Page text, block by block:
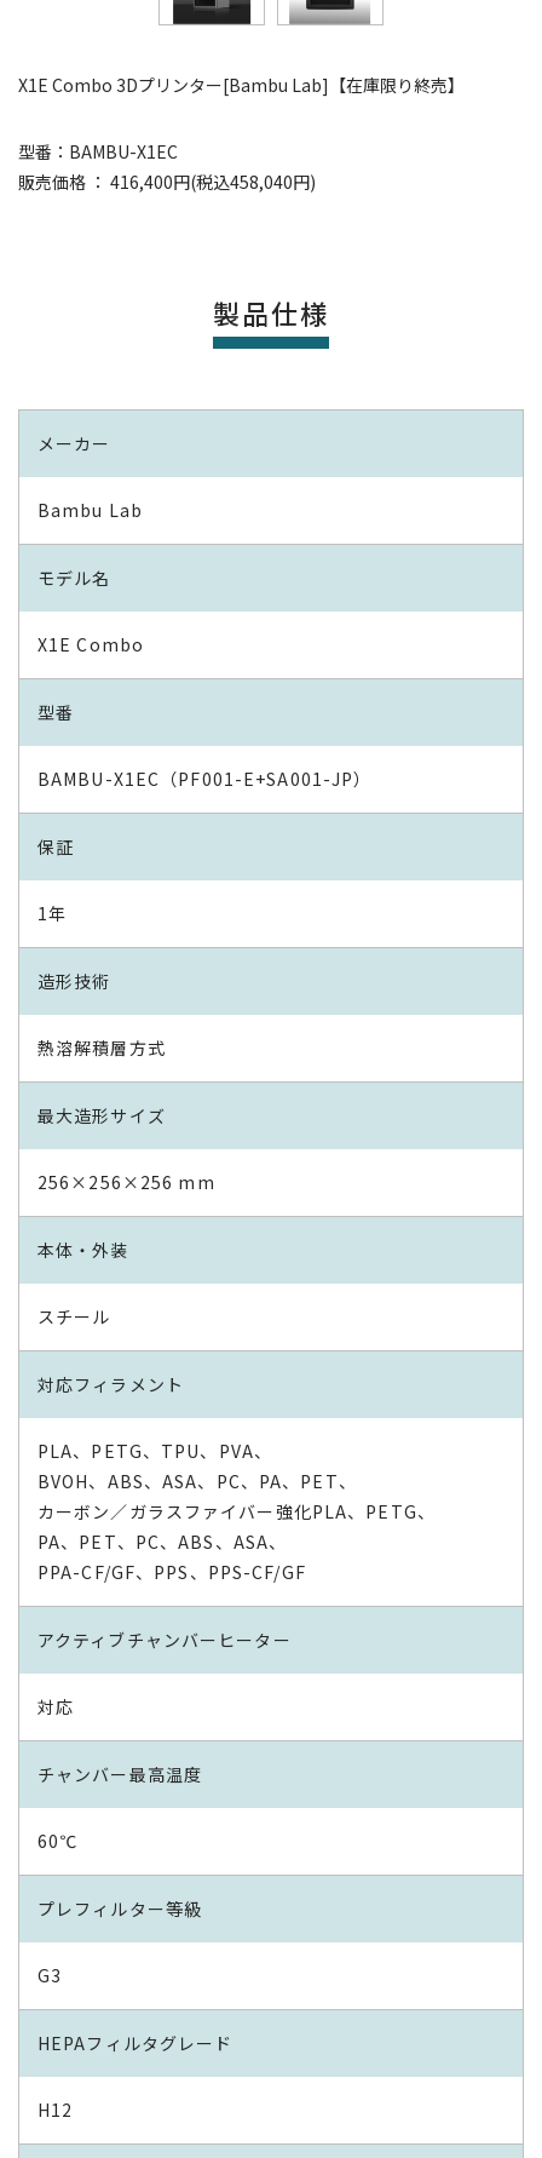
X1E Combo 3Dプリンター[Bambu Lab]【在庫限り終売】
型番：BAMBU-X1EC
販売価格 ： 416,400円(税込458,040円)
製品仕様
メーカー
Bambu Lab
モデル名
X1E Combo
型番
BAMBU-X1EC（PF001-E+SA001-JP）
保証
1年
造形技術
熱溶解積層方式
最大造形サイズ
256×256×256 mm
本体・外装
スチール
対応フィラメント
PLA、PETG、TPU、PVA、
BVOH、ABS、ASA、PC、PA、PET、
カーボン／ガラスファイバー強化PLA、PETG、
PA、PET、PC、ABS、ASA、
PPA-CF/GF、PPS、PPS-CF/GF
アクティブチャンバーヒーター
対応
チャンバー最高温度
60℃
プレフィルター等級
G3
HEPAフィルタグレード
H12